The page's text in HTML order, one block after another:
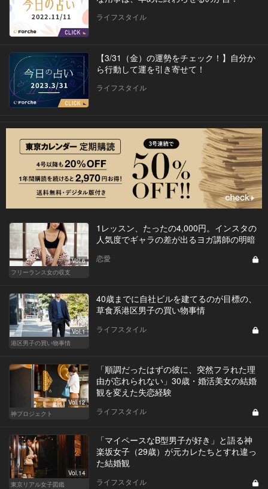
ライフスタイル
【3/31（金）の運勢をチェック！】自分か
ら行動して運を引き寄せて！
ライフスタイル
Vol.6
フリーランス女の収支
1レッスン、たったの4,000円。インスタの
人気度でギャラの差が出るヨガ講師の明暗
恋愛
Vol.1
港区男子の買い物事情
40歳までに自社ビルを建てるのが目標の、
草食系港区男子の買い物事情
ライフスタイル
Vol.12
神プロジェクト
「順調だったはずの彼に、突然フラれた理
由が忘れられない」30歳・婚活美女の結婚
観を変えた失恋経験
ライフスタイル
Vol.14
東京リアル女子図鑑
「マイペースなB型男子が好き」と語る神
楽坂女子（29歳）が元カレたちとすれ違っ
た結婚観
ライフスタイル